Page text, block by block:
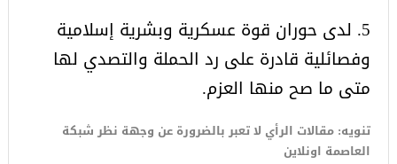
5. لدى حوران قوة عسكرية وبشرية إسلامية
وفصائلية قادرة على رد الحملة والتصدي لها
متى ما صح منها العزم.
تنويه: مقالات الرأي لا تعبر بالضرورة عن وجهة نظر شبكة
العاصمة اونلاين